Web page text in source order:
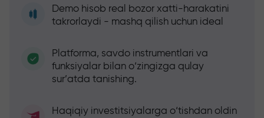
Demo hisob real bozor xatti-harakatini
takrorlaydi - mashq qilish uchun ideal
Platforma, savdo instrumentlari va
funksiyalar bilan o‘zingizga qulay
sur’atda tanishing.
Haqiqiy investitsiyalarga o‘tishdan oldin